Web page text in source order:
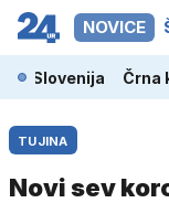
NOVICE
Slovenija Črna
TUJINA
Novi sev